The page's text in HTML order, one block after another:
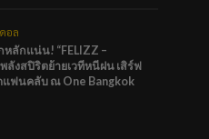
อล
ลักแน่น! “FELIZZ –
พลังสปิริตย้ายเวทีหนีฝน เสิร์ฟ
ฟนคลับ ณ One Bangkok